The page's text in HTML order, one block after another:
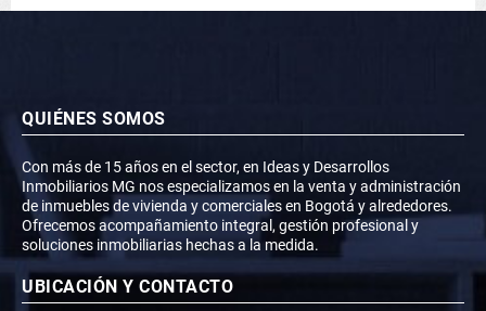
QUIÉNES SOMOS
Con más de 15 años en el sector, en Ideas y Desarrollos
Inmobiliarios MG nos especializamos en la venta y administración
de inmuebles de vivienda y comerciales en Bogotá y alrededores.
Ofrecemos acompañamiento integral, gestión profesional y
soluciones inmobiliarias hechas a la medida.
UBICACIÓN Y CONTACTO